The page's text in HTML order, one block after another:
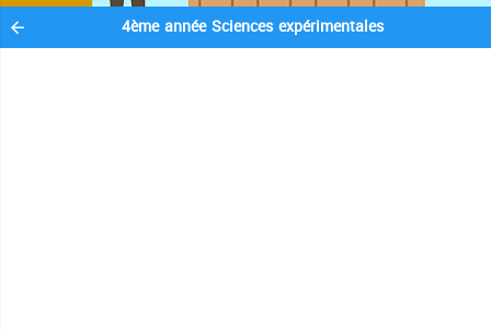
4ème année Sciences expérimentales